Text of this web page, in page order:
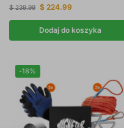
$239.99 $ 224.99
Dodaj do koszyka
-18%